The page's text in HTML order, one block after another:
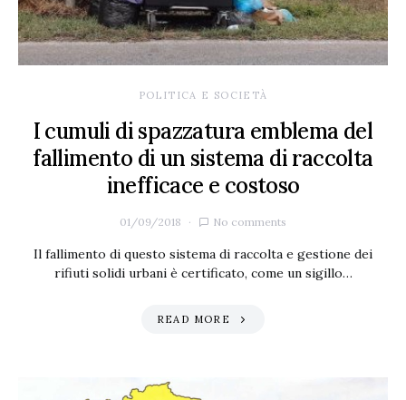
POLITICA E SOCIETÀ
I cumuli di spazzatura emblema del
fallimento di un sistema di raccolta
inefficace e costoso
01/09/2018 No comments
Il fallimento di questo sistema di raccolta e gestione dei
rifiuti solidi urbani è certificato, come un sigillo…
READ MORE